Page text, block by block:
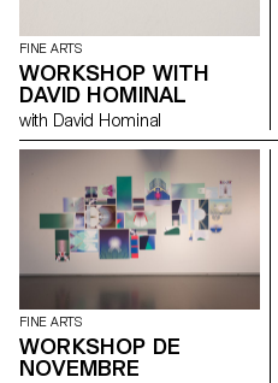
FINE ARTS
WORKSHOP WITH
DAVID HOMINAL
with David Hominal
FINE ARTS
WORKSHOP DE
NOVEMBRE